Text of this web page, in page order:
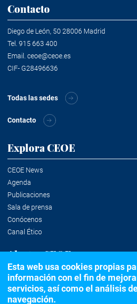
Contacto
Diego de León, 50 28006 Madrid
Tel. 915 663 400
Email. ceoe@ceoe.es
CIF- G28496636
Todas las sedes
Contacto
Explora CEOE
CEOE News
Agenda
Publicaciones
Sala de prensa
Conócenos
Canal Ético
Alertas CEOE
Suscríbete a la newsletter
Esta web usa cookies propias
información con el fin de
servicios, así como el análisis
navegación.